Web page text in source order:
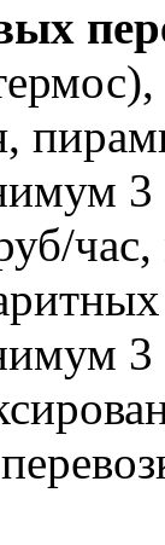
3
3